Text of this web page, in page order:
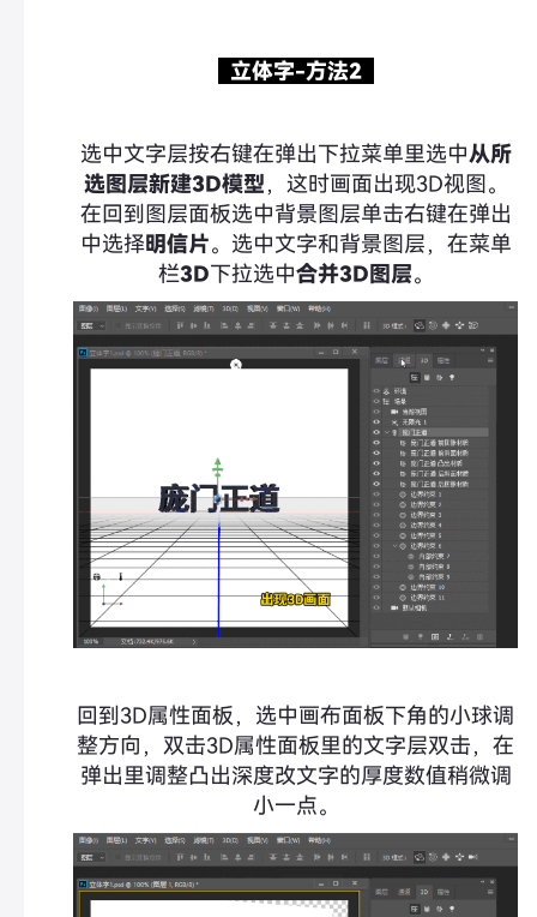
立体字-方法2
选中文字层按右键在弹出下拉菜单里选中从所
选图层新建3D模型，这时画面出现3D视图。
在回到图层面板选中背景图层单击右键在弹出
中选择明信片。选中文字和背景图层，在菜单
栏3D下拉选中合并3D图层。
回到3D属性面板，选中画布面板下角的小球调
整方向，双击3D属性面板里的文字层双击，在
弹出里调整凸出深度改文字的厚度数值稍微调
小一点。